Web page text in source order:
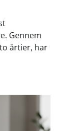
Gennem
årtier, har